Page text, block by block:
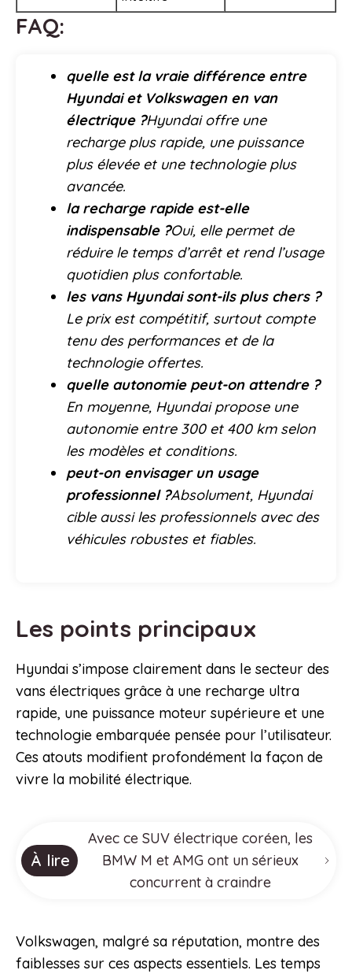
FAQ:
quelle est la vraie différence entre
Hyundai et Volkswagen en van
électrique ?Hyundai offre une
recharge plus rapide, une puissance
plus élevée et une technologie plus
avancée.
la recharge rapide est-elle
indispensable ?Oui, elle permet de
réduire le temps d’arrêt et rend l’usage
quotidien plus confortable.
les vans Hyundai sont-ils plus chers ?
Le prix est compétitif, surtout compte
tenu des performances et de la
technologie offertes.
quelle autonomie peut-on attendre ?
En moyenne, Hyundai propose une
autonomie entre 300 et 400 km selon
les modèles et conditions.
peut-on envisager un usage
professionnel ?Absolument, Hyundai
cible aussi les professionnels avec des
véhicules robustes et fiables.
Les points principaux
Hyundai s’impose clairement dans le secteur des
vans électriques grâce à une recharge ultra
rapide, une puissance moteur supérieure et une
technologie embarquée pensée pour l’utilisateur.
Ces atouts modifient profondément la façon de
vivre la mobilité électrique.
À lire
Avec ce SUV électrique coréen, les
BMW M et AMG ont un sérieux
concurrent à craindre
Volkswagen, malgré sa réputation, montre des
faiblesses sur ces aspects essentiels. Les temps